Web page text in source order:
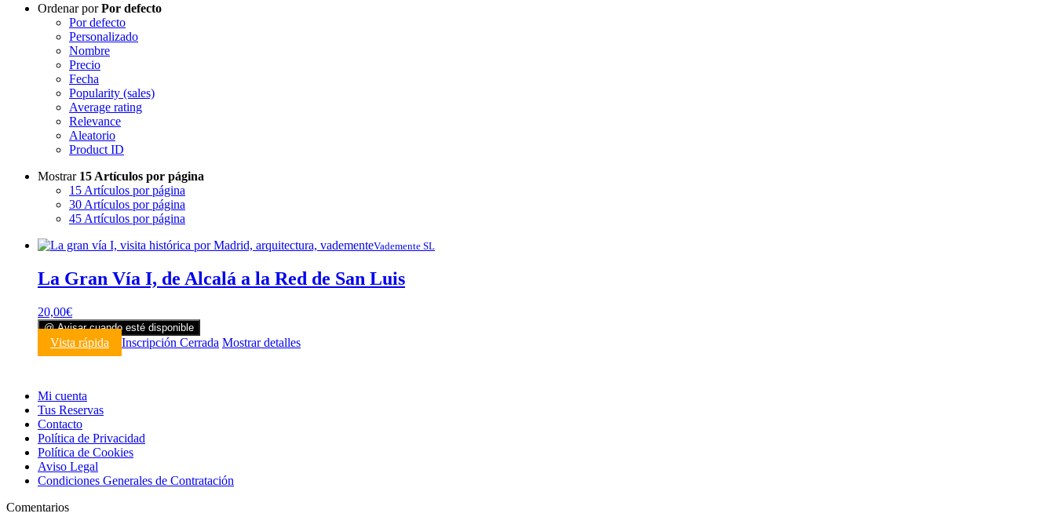
Ordenar porPor defecto
Por defecto
Personalizado
Nombre
Precio
Fecha
Popularity (sales)
Average rating
Relevance
Aleatorio
Product ID
Mostrar 15 Artículos por página
15 Artículos por página
30 Artículos por página
45 Artículos por página
Vademente SL
La Gran Vía I, de Alcalá a la Red de San Luis
20,00€
@ Avisar cuando esté disponible
Vista rápida Inscripción Cerrada Mostrar detalles
Mi cuenta
Tus Reservas
Contacto
Política de Privacidad
Política de Cookies
Aviso Legal
Condiciones Generales de Contratación
Comentarios